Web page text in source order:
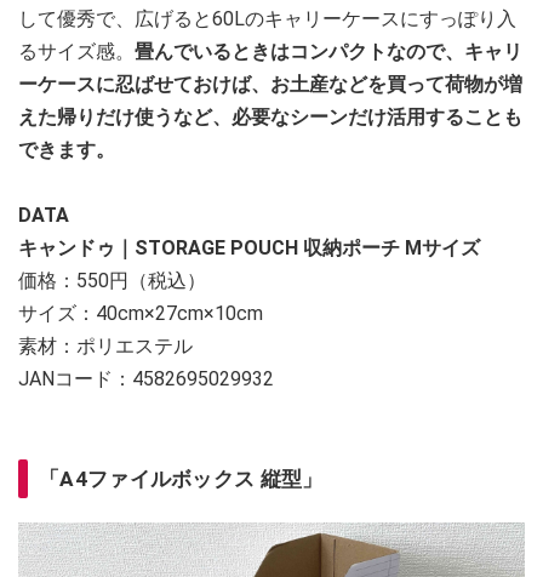
して優秀で、広げると60Lのキャリーケースにすっぽり入
るサイズ感。 畳んでいるときはコンパクトなので、キャリ
ーケースに忍ばせておけば、お土産などを買って荷物が増
えた帰りだけ使うなど、必要なシーンだけ活用することも
できます。
DATA
キャンドゥ｜STORAGE POUCH 収納ポーチ Mサイズ
価格：550円（税込）
サイズ：40cm×27cm×10cm
素材：ポリエステル
JANコード：4582695029932
「A4ファイルボックス 縦型」